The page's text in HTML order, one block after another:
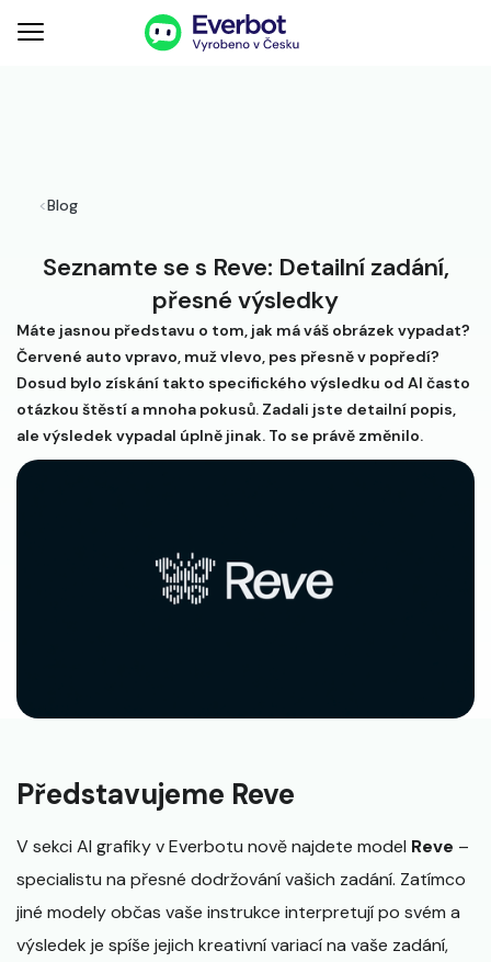
<Blog
Seznamte se s Reve: Detailní zadání,
přesné výsledky
Máte jasnou představu o tom, jak má váš obrázek vypadat?
Červené auto vpravo, muž vlevo, pes přesně v popředí?
Dosud bylo získání takto specifického výsledku od AI často
otázkou štěstí a mnoha pokusů. Zadali jste detailní popis,
ale výsledek vypadal úplně jinak. To se právě změnilo.
Představujeme Reve
V sekci AI grafiky v Everbotu nově najdete model Reve –
specialistu na přesné dodržování vašich zadání. Zatímco
jiné modely občas vaše instrukce interpretují po svém a
výsledek je spíše jejich kreativní variací na vaše zadání,